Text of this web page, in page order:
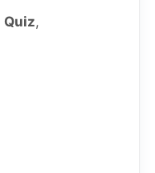
Quiz,